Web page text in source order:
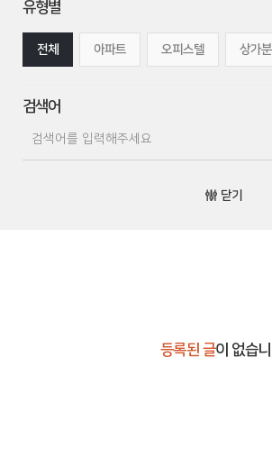
유형별
전체 아파트 오피스텔 상가
검색어
닫기
등록된 글이 없습